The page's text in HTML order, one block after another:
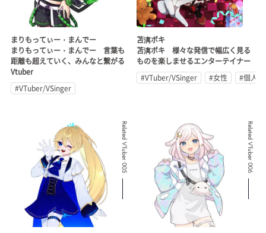
まりもってぃー・まんでー
まりもってぃー・まんでー 言葉も
距離も超えていく、みんなと繋がる
Vtuber
#VTuber/VSinger
苫漓ポキ
苫漓ポキ 様々な発信で幅広く見る
ものを楽しませるエンターテイナー
#VTuber/VSinger
#女性 #個人勢
Related VTuber 005 Related VTuber 006